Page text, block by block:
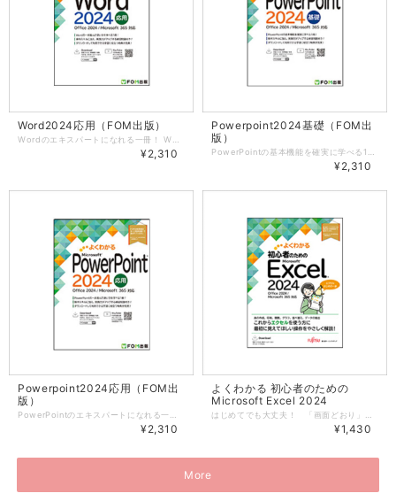
Word2024応用（FOM出版）
¥2,310
Powerpoint2024基礎（FOM出
版）
¥2,310
Powerpoint2024応用（FOM出
版）
¥2,310
よくわかる 初心者のための
Microsoft Excel 2024
¥1,430
More